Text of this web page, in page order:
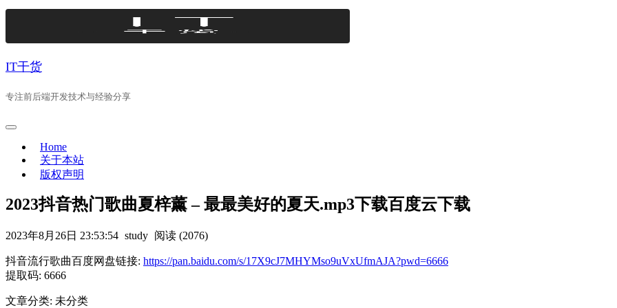
Skip
IT干货
专注前后端开发技术与经验分享
Home
关于本站
版权声明
2023抖音热门歌曲夏梓薰 – 最最美好的夏天.mp3下载百度云下载
2023年8月26日 23:53:54 study 阅读 (2076)
抖音流行歌曲百度网盘链接: https://pan.baidu.com/s/17X9cJ7MHYMso9uVxUfmAJA?pwd=6666
提取码: 6666
文章分类: 未分类